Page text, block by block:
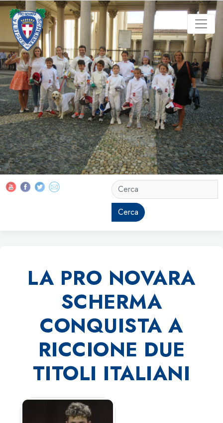
Cerca
LA PRO NOVARA
SCHERMA
CONQUISTA A
RICCIONE DUE
TITOLI ITALIANI